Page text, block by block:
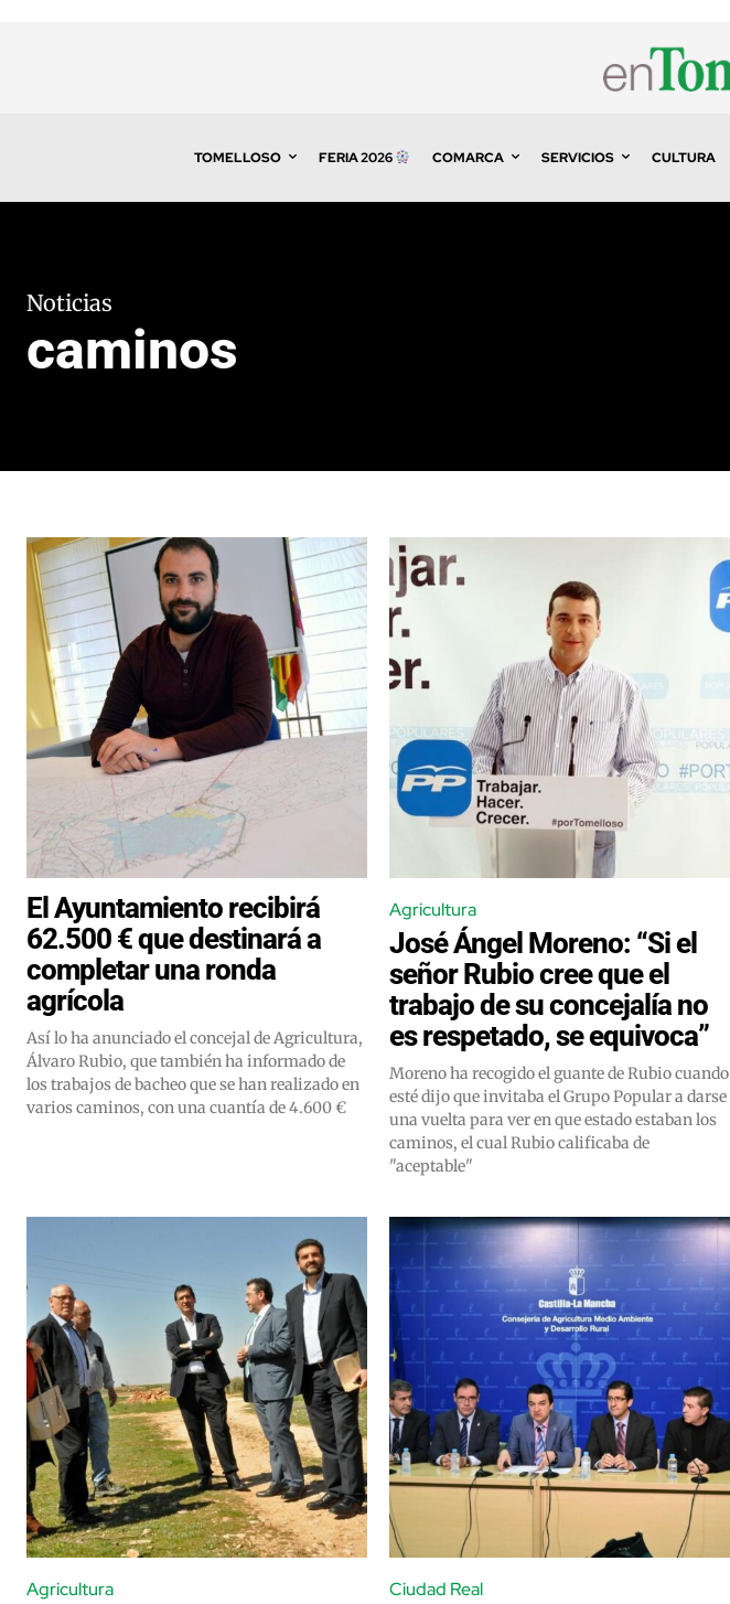
TOMELLOSO FERIA 2026 COMARCA SERVICIOS CULTURA
Noticias
caminos
El Ayuntamiento recibirá
62.500 € que destinará a
completar una ronda
agrícola
Así lo ha anunciado el concejal de Agricultura,
Álvaro Rubio, que también ha informado de
los trabajos de bacheo que se han realizado en
varios caminos, con una cuantía de 4.600 €
Agricultura
José Ángel Moreno: “Si el
señor Rubio cree que el
trabajo de su concejalía no
es respetado, se equivoca”
Moreno ha recogido el guante de Rubio cuando
esté dijo que invitaba el Grupo Popular a darse
una vuelta para ver en que estado estaban los
caminos, el cual Rubio calificaba de
"aceptable"
Agricultura Ciudad Real